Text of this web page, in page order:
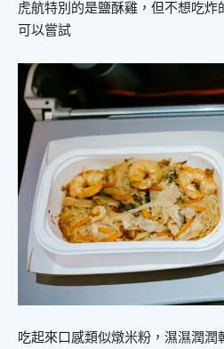
虎航特別的是鹽酥雞，但不想吃炸
可以嘗試
吃起來口感類似燉米粉，濕濕潤